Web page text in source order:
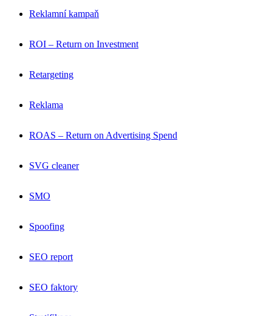
Reklamní kampaň
ROI – Return on Investment
Retargeting
Reklama
ROAS – Return on Advertising Spend
SVG cleaner
SMO
Spoofing
SEO report
SEO faktory